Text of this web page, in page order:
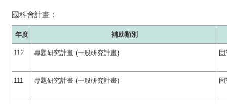
國科會計畫：
年度 補助類別
112 專題研究計畫 (一般研究計畫)
111 專題研究計畫 (一般研究計畫)